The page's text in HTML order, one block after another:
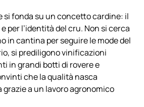
si fonda su un concetto cardine: il
per l’identità del cru. Non si cerca
in cantina per seguire le mode del
si prediligono vinificazioni
in grandi botti di rovere e
che la qualità nasca
a un lavoro agronomico